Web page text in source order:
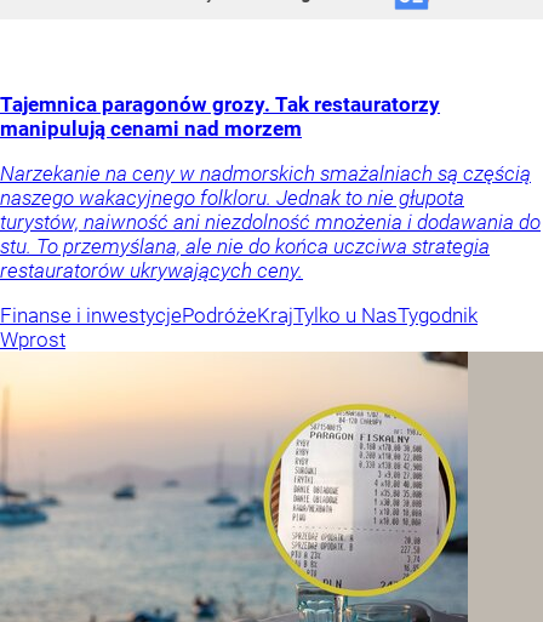
Tajemnica paragonów grozy. Tak restauratorzy
manipulują cenami nad morzem
Narzekanie na ceny w nadmorskich smażalniach są częścią
naszego wakacyjnego folkloru. Jednak to nie głupota
turystów, naiwność ani niezdolność mnożenia i dodawania do
stu. To przemyślana, ale nie do końca uczciwa strategia
restauratorów ukrywających ceny.
Finanse i inwestycjePodróżeKrajTylko u NasTygodnik
Wprost